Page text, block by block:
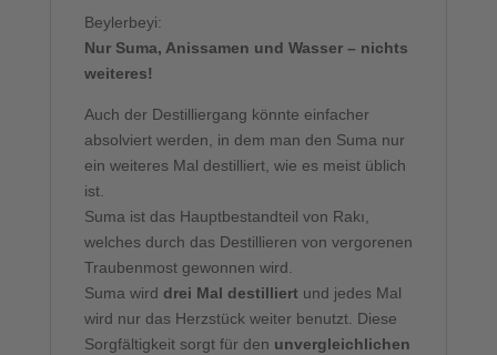
Beylerbeyi:
Nur Suma, Anissamen und Wasser – nichts
weiteres!
Auch der Destilliergang könnte einfacher
absolviert werden, in dem man den Suma nur
ein weiteres Mal destilliert, wie es meist üblich
ist.
Suma ist das Hauptbestandteil von Rakı,
welches durch das Destillieren von vergorenen
Traubenmost gewonnen wird.
Suma wird drei Mal destilliertund jedes Mal
wird nur das Herzstück weiter benutzt. Diese
Sorgfältigkeit sorgt für den unvergleichlichen